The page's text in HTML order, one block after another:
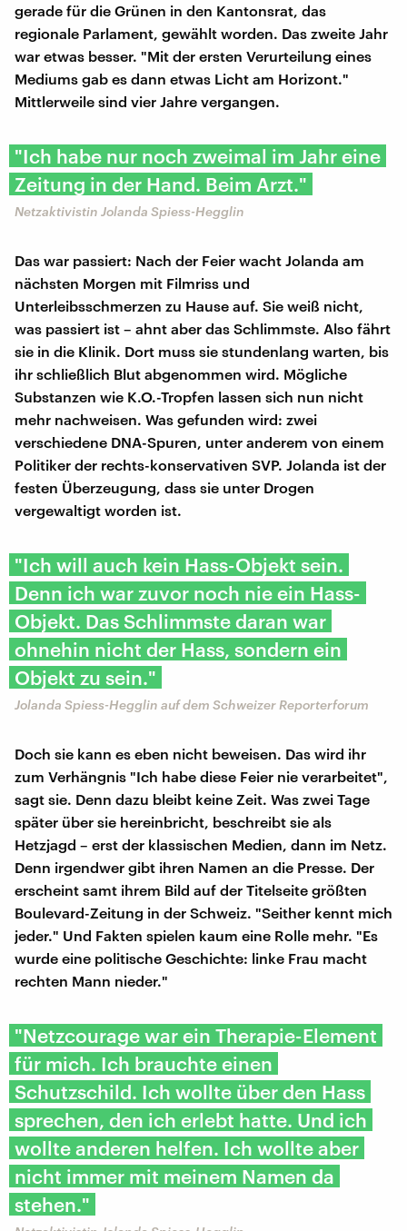
gerade für die Grünen in den Kantonsrat, das
regionale Parlament, gewählt worden. Das zweite Jahr
war etwas besser. "Mit der ersten Verurteilung eines
Mediums gab es dann etwas Licht am Horizont."
Mittlerweile sind vier Jahre vergangen.
"Ich habe nur noch zweimal im Jahr eine
Zeitung in der Hand. Beim Arzt."
Netzaktivistin Jolanda Spiess-Hegglin
Das war passiert: Nach der Feier wacht Jolanda am
nächsten Morgen mit Filmriss und
Unterleibsschmerzen zu Hause auf. Sie weiß nicht,
was passiert ist – ahnt aber das Schlimmste. Also fährt
sie in die Klinik. Dort muss sie stundenlang warten, bis
ihr schließlich Blut abgenommen wird. Mögliche
Substanzen wie K.O.-Tropfen lassen sich nun nicht
mehr nachweisen. Was gefunden wird: zwei
verschiedene DNA-Spuren, unter anderem von einem
Politiker der rechts-konservativen SVP. Jolanda ist der
festen Überzeugung, dass sie unter Drogen
vergewaltigt worden ist.
"Ich will auch kein Hass-Objekt sein.
Denn ich war zuvor noch nie ein Hass-
Objekt. Das Schlimmste daran war
ohnehin nicht der Hass, sondern ein
Objekt zu sein."
Jolanda Spiess-Hegglin auf dem Schweizer Reporterforum
Doch sie kann es eben nicht beweisen. Das wird ihr
zum Verhängnis "Ich habe diese Feier nie verarbeitet",
sagt sie. Denn dazu bleibt keine Zeit. Was zwei Tage
später über sie hereinbricht, beschreibt sie als
Hetzjagd – erst der klassischen Medien, dann im Netz.
Denn irgendwer gibt ihren Namen an die Presse. Der
erscheint samt ihrem Bild auf der Titelseite größten
Boulevard-Zeitung in der Schweiz. "Seither kennt mich
jeder." Und Fakten spielen kaum eine Rolle mehr. "Es
wurde eine politische Geschichte: linke Frau macht
rechten Mann nieder."
"Netzcourage war ein Therapie-Element
für mich. Ich brauchte einen
Schutzschild. Ich wollte über den Hass
sprechen, den ich erlebt hatte. Und ich
wollte anderen helfen. Ich wollte aber
nicht immer mit meinem Namen da
stehen."